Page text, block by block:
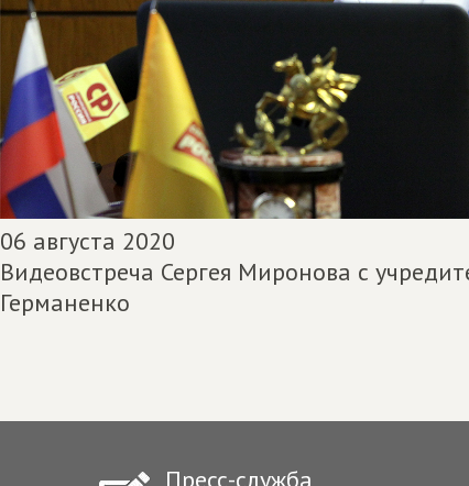
06 августа 2020
Видеовстреча Сергея Миронова с
Германенко
Пресс-служба